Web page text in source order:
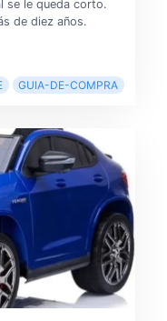
se le queda corto.
de diez años.
GUIA-DE-COMPRA